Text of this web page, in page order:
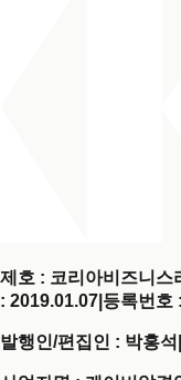
제호 : 코리아비즈니
: 2019.01.07 등록번호
발행인/편집인 : 박홍석